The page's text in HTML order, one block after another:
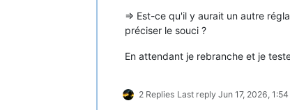
=> Est-ce qu'il y aurait un autre
préciser le souci ?
En attendant je rebranche et je
2 Replies Last reply Jun 17, 2026, 1:54